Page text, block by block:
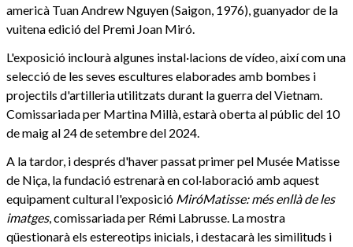
americà Tuan Andrew Nguyen (Saigon, 1976), guanyador de la
vuitena edició del Premi Joan Miró.
L'exposició inclourà algunes instal·lacions de vídeo, així com una
selecció de les seves escultures elaborades amb bombes i
projectils d'artilleria utilitzats durant la guerra del Vietnam.
Comissariada per Martina Millà, estarà oberta al públic del 10
de maig al 24 de setembre del 2024.
A la tardor, i després d'haver passat primer pel Musée Matisse
de Niça, la fundació estrenarà en col·laboració amb aquest
equipament cultural l'exposició MiróMatisse: més enllà de les
imatges, comissariada per Rémi Labrusse. La mostra
qüestionarà els estereotips inicials, i destacarà les similituds i